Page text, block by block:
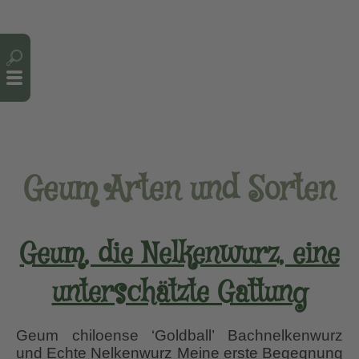
Geum Arten und Sorten
Geum, die Nelkenwurz, eine
unterschätzte Gattung
Geum chiloense ‘Goldball’ Bachnelkenwurz
und Echte Nelkenwurz Meine erste Begegnung